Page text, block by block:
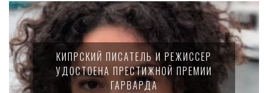
КИПРСКИЙ ПИСАТЕЛЬ И РЕЖИССЕР
УДОСТОЕНА ПРЕСТИЖНОЙ ПРЕМИИ
ГАРВАРДА